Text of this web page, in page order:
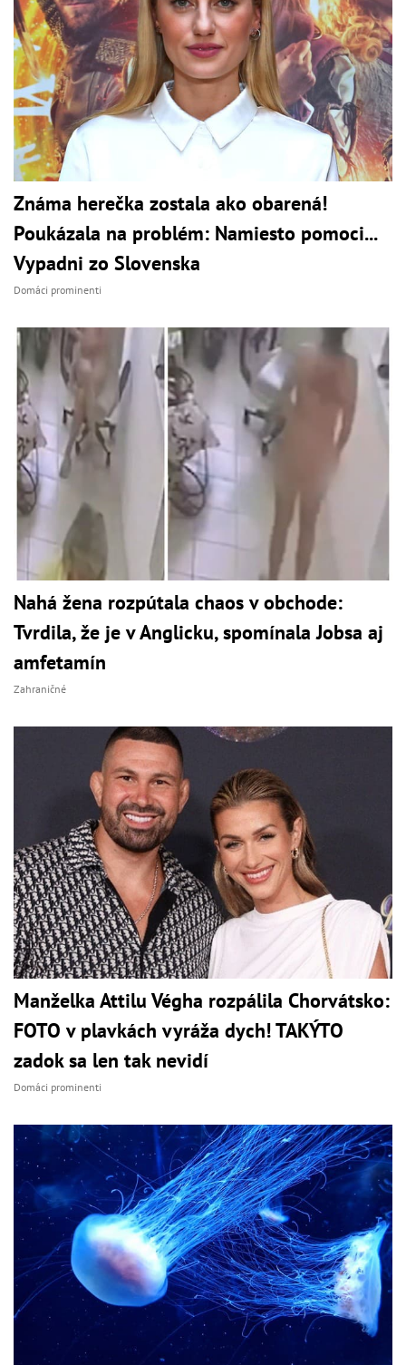
Známa herečka zostala ako obarená!
Poukázala na problém: Namiesto pomoci...
Vypadni zo Slovenska
Domáci prominenti
Nahá žena rozpútala chaos v obchode:
Tvrdila, že je v Anglicku, spomínala Jobsa aj
amfetamín
Zahraničné
Manželka Attilu Végha rozpálila Chorvátsko:
FOTO v plavkách vyráža dych! TAKÝTO
zadok sa len tak nevidí
Domáci prominenti